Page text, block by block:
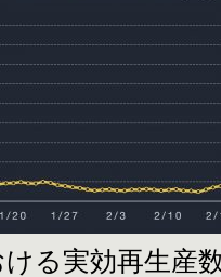
る実効再生産